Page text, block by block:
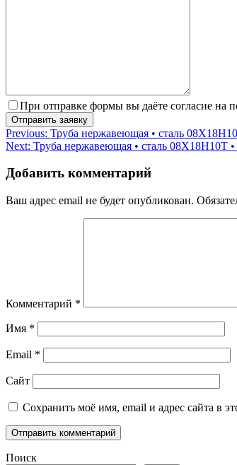
При отправке формы вы даёте согласие на
Навигация
по
записям
Previous: Труба нержавеющая • сталь
Next: Труба нержавеющая • сталь 08Х18Н10Т
Добавить комментарий
Ваш адрес email не будет опубликован.
Комментарий *
Имя *
Email *
Сайт
Сохранить моё имя, email и адрес сайта в
Поиск